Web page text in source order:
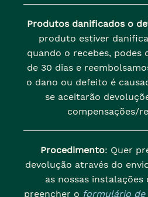
Produtos danificados o
produto estiver
quando o recebes, podes
de 30 dias e
o dano ou defeito é
se aceitarão
compensações/
Procedimento: Quer
devolução através do
as nossas instalações
preencher o formulário de